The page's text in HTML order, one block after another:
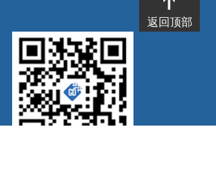
返回顶部